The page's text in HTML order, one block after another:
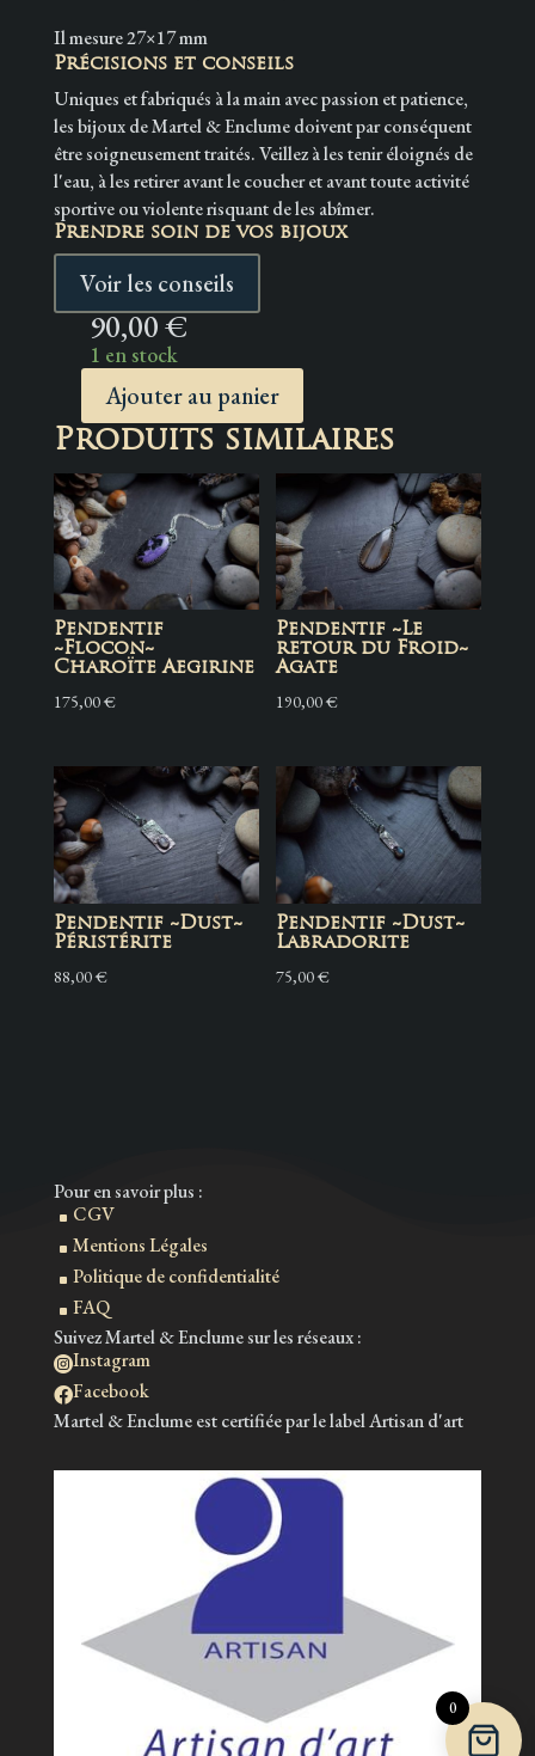
Il mesure 27×17 mm
Précisions et conseils
Uniques et fabriqués à la main avec passion et patience,
les bijoux de Martel & Enclume doivent par conséquent
être soigneusement traités. Veillez à les tenir éloignés de
l'eau, à les retirer avant le coucher et avant toute activité
sportive ou violente risquant de les abîmer.
Prendre soin de vos bijoux
Voir les conseils
90,00€
1 en stock
quantité
de
Fidget
~Rouage~
Argent
Massif
Ajouter au panier
Produits similaires
Pendentif
~Flocon~
Charoïte Aegirine
175,00€
Pendentif ~Le
retour du Froid~
Agate
190,00€
Pendentif ~Dust~
Péristérite
88,00€
Pendentif ~Dust~
Labradorite
75,00€
Pour en savoir plus :
^ CGV
^ Mentions Légales
^ Politique de confidentialité
^ FAQ
Suivez Martel & Enclume sur les réseaux :
Instagram
Facebook
Martel & Enclume est certifiée par le label Artisan d'art
0